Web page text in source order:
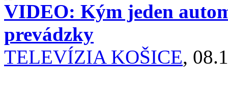
VIDEO: Kým jeden
prevádzky
TELEVÍZIA KOŠICE,